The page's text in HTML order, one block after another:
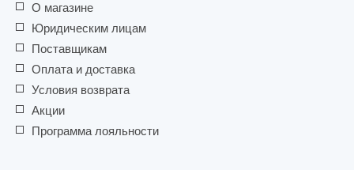
О магазине
Юридическим лицам
Поставщикам
Оплата и доставка
Условия возврата
Акции
Программа лояльности